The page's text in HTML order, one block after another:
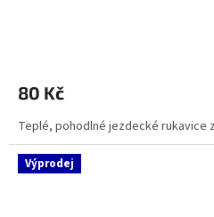
80 Kč
Teplé, pohodlné jezdecké rukavice
Výprodej